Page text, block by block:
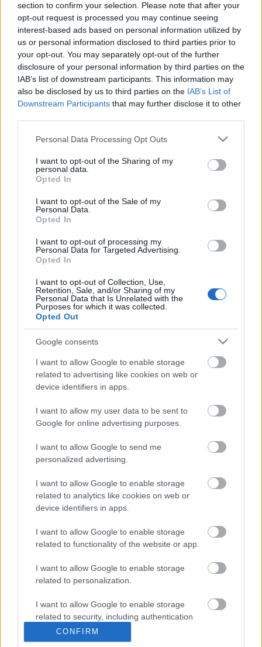
section to confirm your selection. Please note that after your
opt-out request is processed you may continue seeing
interest-based ads based on personal information utilized by
us or personal information disclosed to third parties prior to
your opt-out. You may separately opt-out of the further
disclosure of your personal information by third parties on the
IAB’s list of downstream participants. This information may
also be disclosed by us to third parties on the IAB’s List of
Downstream Participants that may further disclose it to other
Please note that this website/app uses one or more Google
not limited to your visit or usage behaviour. You may click to
grant or deny consent to Google and its third-party tags to
use your data for below specified purposes in below Google
consent section.
Personal Data Processing Opt Outs
I want to opt-out of the Sharing of my
personal data.
Opted In
I want to opt-out of the Sale of my
Personal Data.
Opted In
I want to opt-out of processing my
Personal Data for Targeted Advertising.
Opted In
I want to opt-out of Collection, Use,
Retention, Sale, and/or Sharing of my
Personal Data that Is Unrelated with the
Purposes for which it was collected.
Opted Out
Google consents
I want to allow Google to enable storage
related to advertising like cookies on web or
device identifiers in apps.
I want to allow my user data to be sent to
Google for online advertising purposes.
I want to allow Google to send me
personalized advertising.
I want to allow Google to enable storage
related to analytics like cookies on web or
device identifiers in apps.
I want to allow Google to enable storage
related to functionality of the website or app.
I want to allow Google to enable storage
related to personalization.
I want to allow Google to enable storage
related to security, including authentication
functionality and fraud prevention, and other
user protection.
CONFIRM
Ez történik, ha a tyúkoknak túl sok
csokitojást kell tojniuk
Könyvajánló: Elys Dolan: Nyuszi úr
csokoládégyára
Carbonari
Nyuszi úr csokoládégyárában sztrájk következik
magad ellen hangolod.Ez történik, ha szorgalmasan
dolgozó beosztottaidat kizsigereled. Ez történik, ha
bárki visszaél mások jóindulatával. Pedig ez csak
egy kedves…
A jóban való hit keresése
Könyvajánló - Schäffer Erzsébet: Ezüstróka
Carbonari 2019. március 01.
ról, disszidálásról, táncról, nagy szerelmekről,
megértésről és megváltásról.